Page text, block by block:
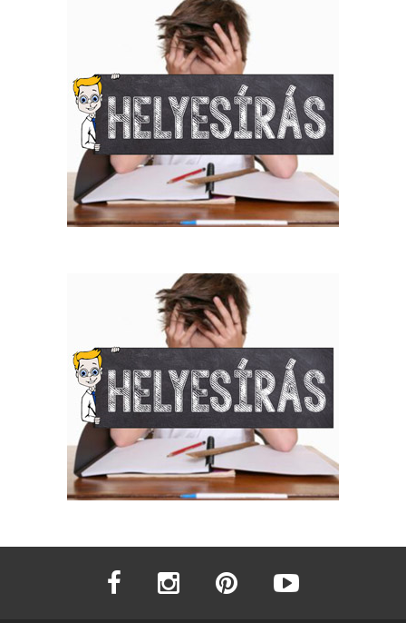
facebook instagram